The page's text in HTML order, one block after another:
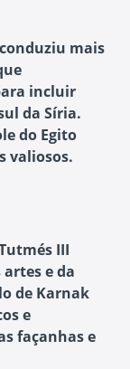
mais
incluir
da Síria.
do Egito
valiosos.
III
e da
de Karnak
e
façanhas e